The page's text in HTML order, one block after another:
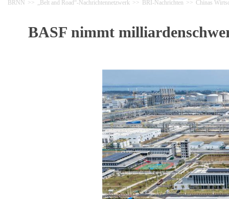
BRNN >> „Belt and Road“-Nachrichtennetzwerk >> BRI-Nachrichten >> Chinas
BASF nimmt